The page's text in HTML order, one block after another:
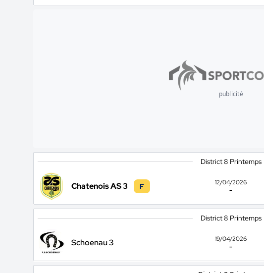
publicité
District 8 Printemps
Chatenois AS 3 F
12/04/2026
-
District 8 Printemps
Schoenau 3
19/04/2026
-